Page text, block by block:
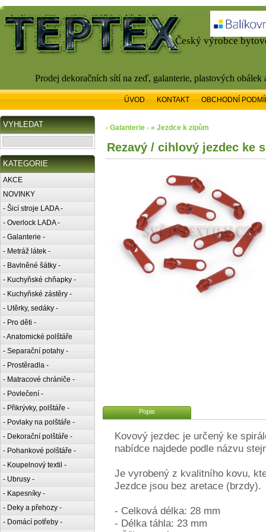
Český výrobce
Prodej dekoračních sítí na zeď, galanterie, plastových
ÚVOD KONTAKT OBCHODNÍ
VYHLEDAT
KATEGORIE
AKCE
NOVINKY
- Šicí stroje LADA -
- Overlock LADA -
- Galanterie -
- Metráž látek -
- Bavlněné šátky -
- Kuchyňské chňapky -
- Kuchyňské zástěry -
- Utěrky, sedáky -
- Pro děti -
- Anatomické polštáře
- Separační potahy -
- Prostěradla -
- Matracové chrániče -
- Povlečení -
- Přikrývky, polštáře -
- Povlaky na polštáře -
- Dekorační polštáře -
- Pohankové polštáře -
- Koupelnový textil -
- Ubrusy -
- Kapesníky -
- Deky a přehozy -
- Domácí potřeby -
- Galanterie - » Jezdce k zipům
Rezavý / cihlový jezdec ke
Popis
Kovový jezdec je určený ke
nabídce najdede podle názvu
Je vyrobený z kvalitního kovu,
Jezdce jsou bez aretace (brzdy).
- Celková délka: 28 mm
- Délka táhla: 23 mm